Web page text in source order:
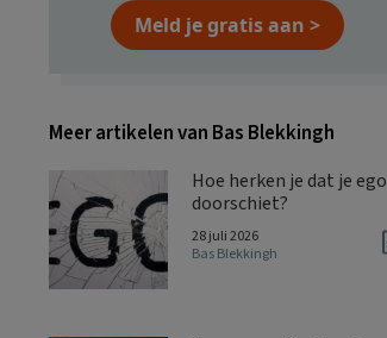
Meld je gratis aan >
Meer artikelen van Bas Blekkingh
Hoe herken je dat je ego
doorschiet?
28 juli 2026
Bas Blekkingh